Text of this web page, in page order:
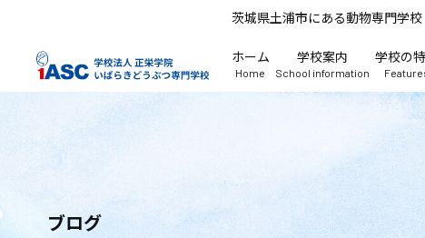
茨城県土浦市にある動物専門学
ホーム
Home
学校案内
School information
学校の
ブログ